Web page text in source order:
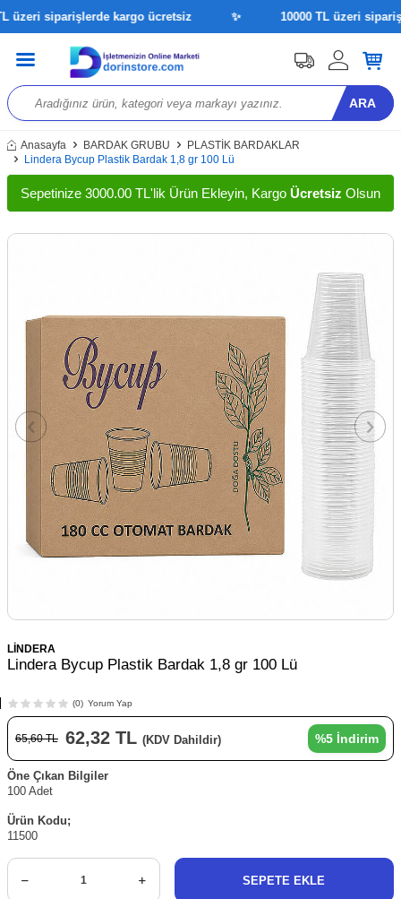
siparişlerde kargo ücretsiz 10000 TL üzeri
ARA
Anasayfa BARDAK GRUBU
PLASTİK BARDAKLAR
Lindera Bycup Plastik Bardak 1,8 gr 100 Lü
Sepetinize 3000.00 TL'lik Ürün Ekleyin, Kargo Ücretsiz Olsun
LİNDERA
Lindera Bycup Plastik Bardak 1,8 gr 100 Lü
(0) Yorum Yap
65,60TL 62,32 TL (KDV Dahildir) %5 İndirim
Öne Çıkan Bilgiler
100 Adet
Ürün Kodu;
11500
SEPETE EKLE